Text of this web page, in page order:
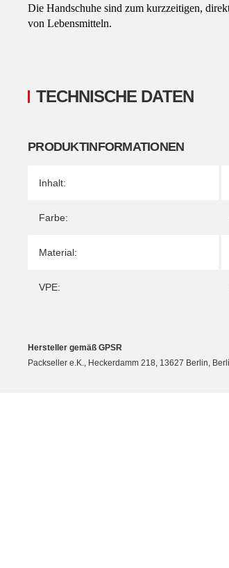
TECHNISCHE DATEN
PRODUKTINFORMATIONEN
Produkteigenschaft
Wert
Inhalt:
Farbe:
Material:
VPE:
Die Handschuhe sind zum kurzzeitigen,
von Lebensmitteln.
Hersteller gemäß GPSR
Packseller e.K., Heckerdamm 218, 13627 Berlin,